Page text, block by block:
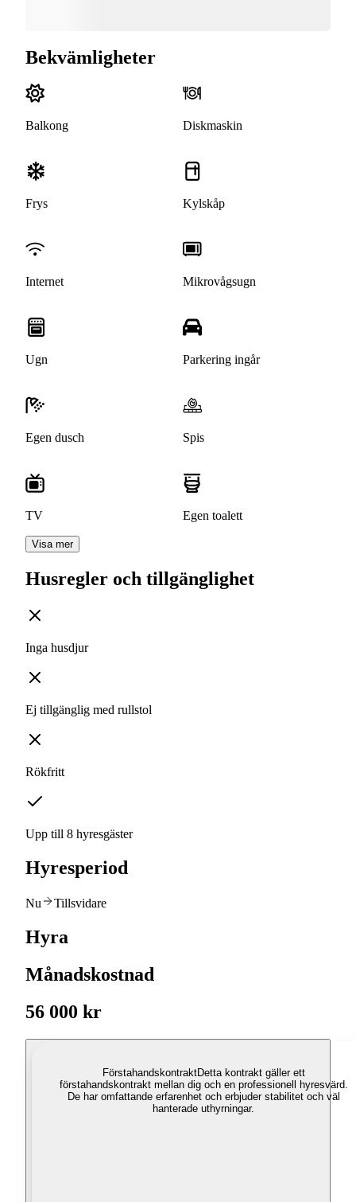
Bekvämligheter
Balkong Diskmaskin
Frys Kylskåp
Internet Mikrovågsugn
Ugn Parkering ingår
Egen dusch Spis
TV Egen toalett
Visa mer
Husregler och tillgänglighet
Inga husdjur
Ej tillgänglig med rullstol
Rökfritt
Upp till 8 hyresgäster
Hyresperiod
Nu Tillsvidare
Hyra
Månadskostnad
56 000 kr
FörstahandskontraktDetta kontrakt gäller ett
förstahandskontrakt mellan dig och en professionell hyresvärd.
De har omfattande erfarenhet och erbjuder stabilitet och väl
hanterade uthyrningar.